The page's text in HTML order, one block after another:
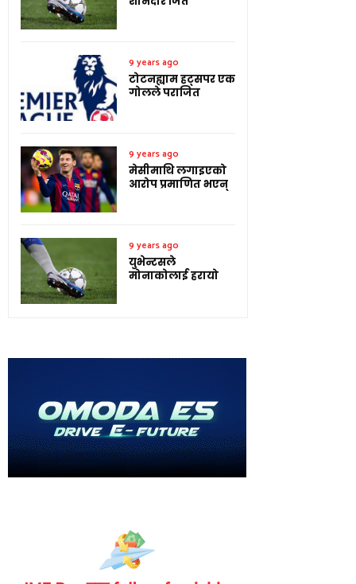
9 years ago
टोटनह्याम हट्सपर एक
गोलले पराजित
9 years ago
मेसीमाथि लगाइएको
आरोप प्रमाणित भएन्
9 years ago
युभेन्टसले
मोनाकोलाई हरायो